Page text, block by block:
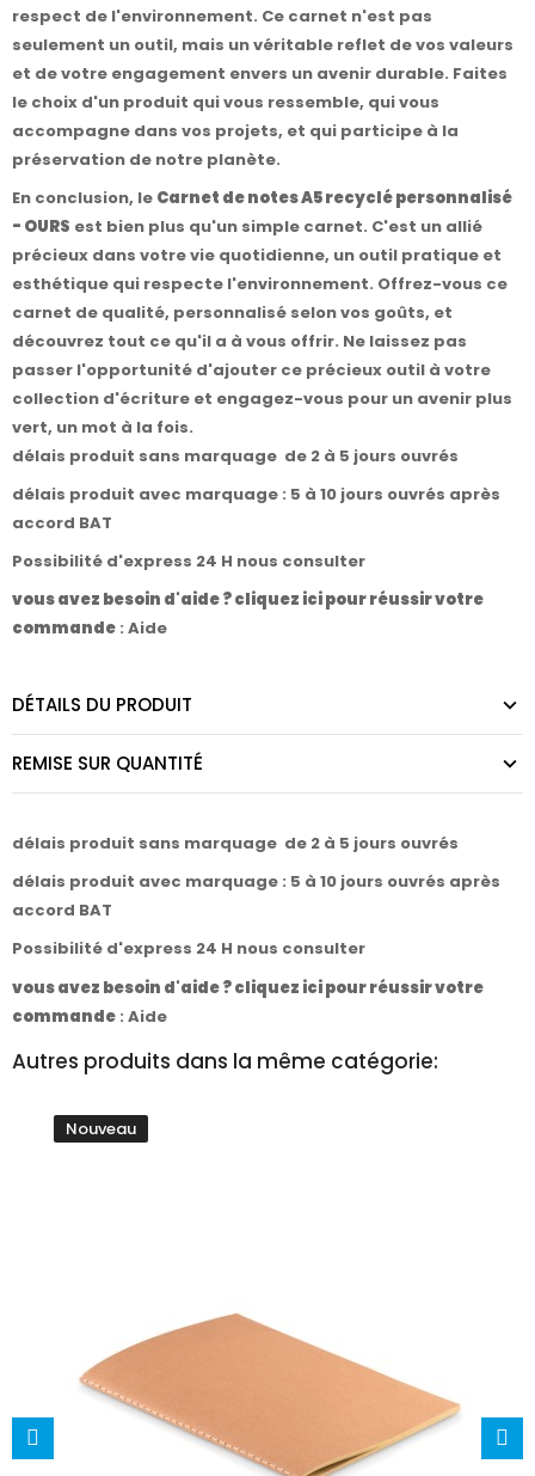
respect de l'environnement. Ce carnet n'est pas
seulement un outil, mais un véritable reflet de vos valeurs
et de votre engagement envers un avenir durable. Faites
le choix d'un produit qui vous ressemble, qui vous
accompagne dans vos projets, et qui participe à la
préservation de notre planète.
En conclusion, le Carnet de notes A5 recyclé personnalisé
- OURS est bien plus qu'un simple carnet. C'est un allié
précieux dans votre vie quotidienne, un outil pratique et
esthétique qui respecte l'environnement. Offrez-vous ce
carnet de qualité, personnalisé selon vos goûts, et
découvrez tout ce qu'il a à vous offrir. Ne laissez pas
passer l'opportunité d'ajouter ce précieux outil à votre
collection d'écriture et engagez-vous pour un avenir plus
vert, un mot à la fois.
délais produit sans marquage de 2 à 5 jours ouvrés
délais produit avec marquage : 5 à 10 jours ouvrés après
accord BAT
Possibilité d'express 24 H nous consulter
vous avez besoin d'aide ? cliquez ici pour réussir votre
commande : Aide
DÉTAILS DU PRODUIT
REMISE SUR QUANTITÉ
délais produit sans marquage de 2 à 5 jours ouvrés
délais produit avec marquage : 5 à 10 jours ouvrés après
accord BAT
Possibilité d'express 24 H nous consulter
vous avez besoin d'aide ? cliquez ici pour réussir votre
commande : Aide
Autres produits dans la même catégorie:
Nouveau